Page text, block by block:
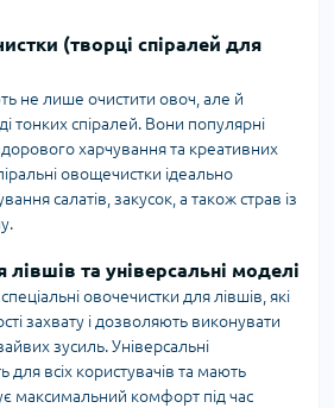
(творці спіралей для
не лише очистити овоч, але й
тонких спіралей. Вони популярні
харчування та креативних
овощечистки ідеально
салатів, закусок, а також страв із
та універсальні моделі
овочечистки для лівшів, які
захвату і дозволяють виконувати
зусиль. Універсальні
для всіх користувачів та мають
максимальний комфорт під час